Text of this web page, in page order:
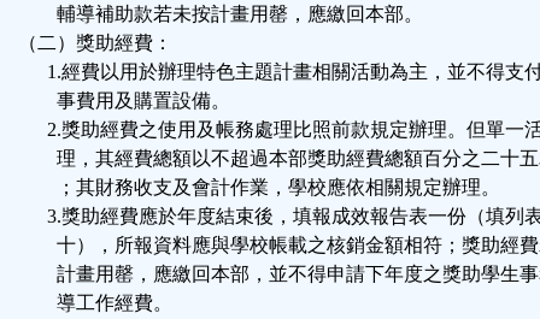
輔導補助款若未按計畫用罄，應繳回本部。
（二）獎助經費：
1.經費以用於辦理特色主題計畫相關活動為主，並不得支
事費用及購置設備。
2.獎助經費之使用及帳務處理比照前款規定辦理。但單一
理，其經費總額以不超過本部獎助經費總額百分之二十
；其財務收支及會計作業，學校應依相關規定辦理。
3.獎助經費應於年度結束後，填報成效報告表一份（填列
十），所報資料應與學校帳載之核銷金額相符；獎助經
計畫用罄，應繳回本部，並不得申請下年度之獎助學生
導工作經費。